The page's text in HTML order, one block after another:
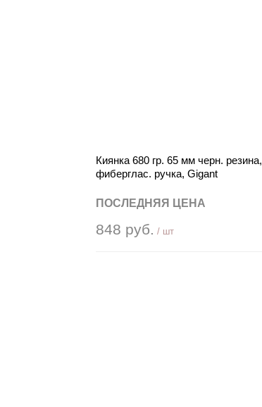
Киянка 680 гр. 65 мм черн. резина,
фиберглас. ручка, Gigant
ПОСЛЕДНЯЯ ЦЕНА
848 руб. / шт